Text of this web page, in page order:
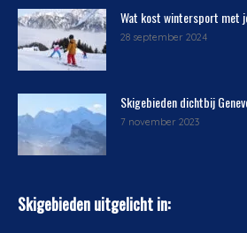
Wat kost wintersport met
28 september 2024
Skigebieden dichtbij
7 november 2023
Skigebieden uitgelicht in: